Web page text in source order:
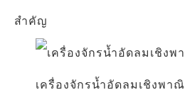
สำคัญ
เครื่องจักรน้ำอัดลมเชิงพา